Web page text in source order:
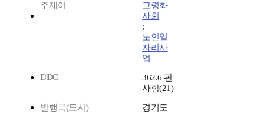
주제어
고령화
사회
;
노인일
자리사
업
DDC
362.6 판
사항(21)
발행국(도시) 경기도